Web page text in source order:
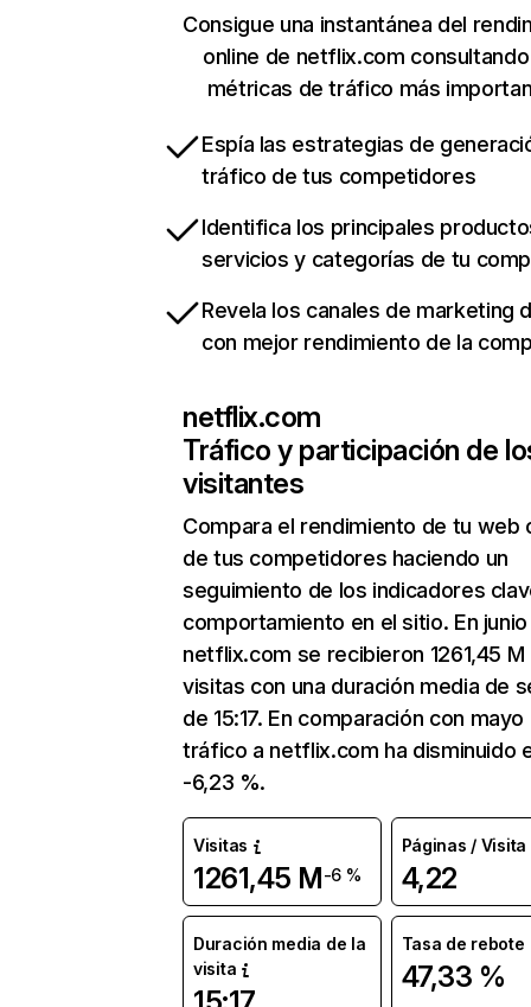
Consigue una instantánea del
online de netflix.com
métricas de tráfico más
Espía las estrategias de
tráfico de tus competidores
Identifica los principales
servicios y categorías de tu
Revela los canales de marketing
con mejor rendimiento de la
netflix.com
Tráfico y participación de
visitantes
Compara el rendimiento de tu web
de tus competidores haciendo un
seguimiento de los indicadores
comportamiento en el sitio. En junio
netflix.com se recibieron 1261,45 M
visitas con una duración media de
de 15:17. En comparación con mayo
tráfico a netflix.com ha disminuido
-6,23 %.
Visitas
1261,45 M-6 %
Páginas / Visita
4,22
Duración media de la
visita
Tasa de rebote
47,33 %